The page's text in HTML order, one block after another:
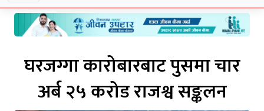
घरजग्गा कारोबारबाट पुसमा चार
अर्ब २५ करोड राजश्व सङ्कलन